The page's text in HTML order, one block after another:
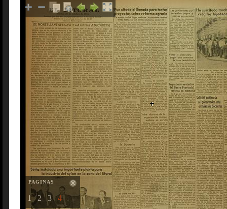
PAGINAS
1 2 3 4